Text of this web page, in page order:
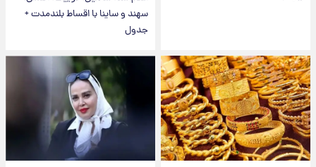
سهند و ساینا با اقساط بلندمدت +
جدول